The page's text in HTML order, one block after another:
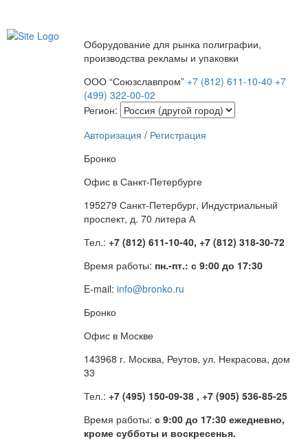
Оборудование для рынка полиграфии,
производства рекламы и упаковки
ООО “Союзславпром” +7 (812) 611-10-40 +7
(499) 322-00-02
Регион:
Авторизация / Регистрация
Бронко
Офис в Санкт-Петербурге
195279 Санкт-Петербург, Индустриальный
проспект, д. 70 литера А
Тел.: +7 (812) 611-10-40, +7 (812) 318-30-72
Время работы: пн.-пт.: с 9:00 до 17:30
E-mail: info@bronko.ru
Бронко
Офис в Москве
143968 г. Москва, Реутов, ул. Некрасова, дом
33
Тел.: +7 (495) 150-09-38 , +7 (905) 536-85-25
Время работы: с 9:00 до 17:30 ежедневно,
кроме субботы и воскресенья.